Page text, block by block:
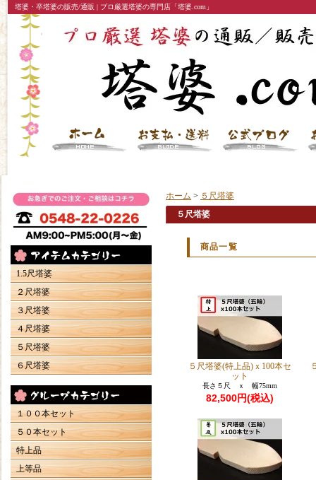
塔婆・卒塔婆の販売/通販 | プロ厳選塔婆の専門店「塔婆.com」
1.5尺塔婆
２尺塔婆
３尺塔婆
４尺塔婆
５尺塔婆
６尺塔婆
１００本セット
５０本セット
特上品
上等品
ホーム > ５尺塔婆
５尺塔婆
商品一覧
５尺塔婆(特上品)ｘ100本セ
ット
長さ５尺 ｘ 幅75mm
82,500円(税込)